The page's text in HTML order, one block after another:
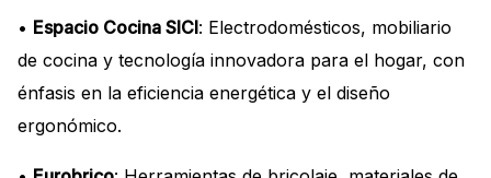
• Espacio Cocina SICI: Electrodomésticos, mobiliario
de cocina y tecnología innovadora para el hogar, con
énfasis en la eficiencia energética y el diseño
ergonómico.